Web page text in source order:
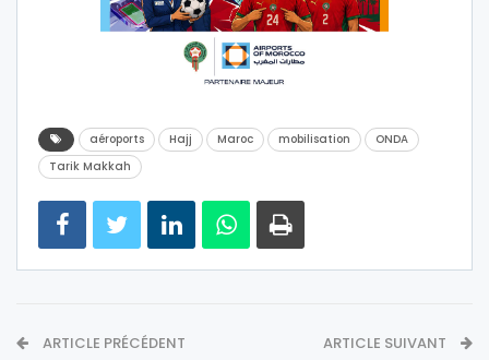
aéroports Hajj Maroc mobilisation
ONDA
Tarik Makkah
ARTICLE PRÉCÉDENT ARTICLE SUIVANT